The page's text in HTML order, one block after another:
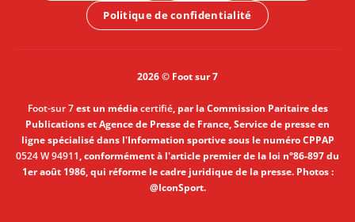
Politique de confidentialité
2026 © Foot sur 7
Foot-sur 7est un médiacertifié, par la Commission Paritaire des
Publications et Agence de Presse de France, Service de presse en
ligne spécialisé dans l'Information sportive sous le numéro CPPAP
0524 W 94911, conformément à l'article premier de la loi n°86-897 du
1er août 1986, qui réforme le cadre juridique de la presse. Photos :
@IconSport.